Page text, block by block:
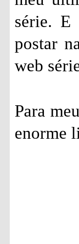
série. E
postar
web
Para
enorme